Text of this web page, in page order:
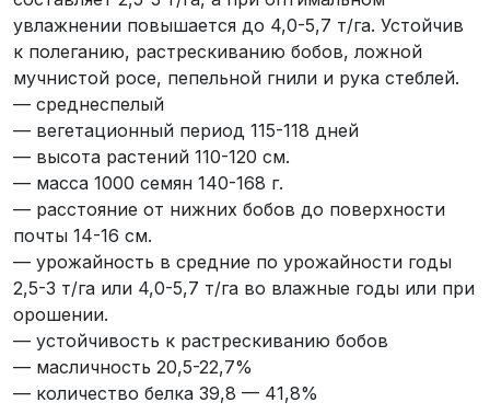
увлажнении повышается до 4,0-5,7 т/га. Устойчив
к полеганию, растрескиванию бобов, ложной
мучнистой росе, пепельной гнили и рука стеблей.
— среднеспелый
— вегетационный период 115-118 дней
— высота растений 110-120 см.
— масса 1000 семян 140-168 г.
— расстояние от нижних бобов до поверхности
почты 14-16 см.
— урожайность в средние по урожайности годы
2,5-3 т/га или 4,0-5,7 т/га во влажные годы или при
орошении.
— устойчивость к растрескиванию бобов
— масличность 20,5-22,7%
— количество белка 39,8 — 41,8%